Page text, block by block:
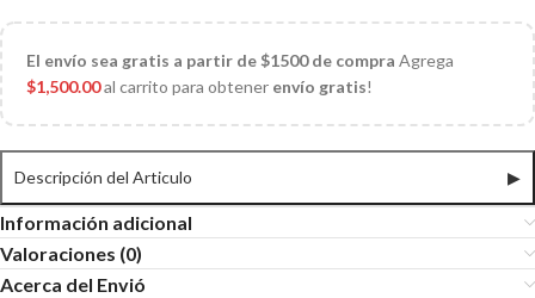
El envío sea gratis a partir de $1500 de compra Agrega
$1,500.00al carrito para obtener envío gratis!
Descripción del Articulo ▶
Información adicional
Valoraciones (0)
Acerca del Envió